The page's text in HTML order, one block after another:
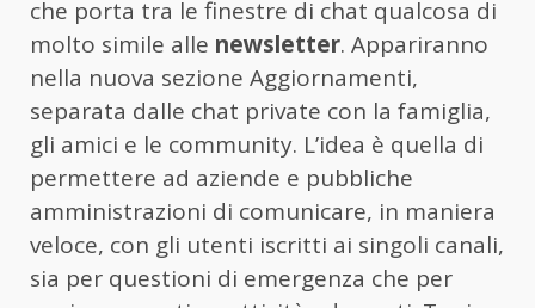
che porta tra le finestre di chat qualcosa di
molto simile alle newsletter. Appariranno
nella nuova sezione Aggiornamenti,
separata dalle chat private con la famiglia,
gli amici e le community. L’idea è quella di
permettere ad aziende e pubbliche
amministrazioni di comunicare, in maniera
veloce, con gli utenti iscritti ai singoli canali,
sia per questioni di emergenza che per